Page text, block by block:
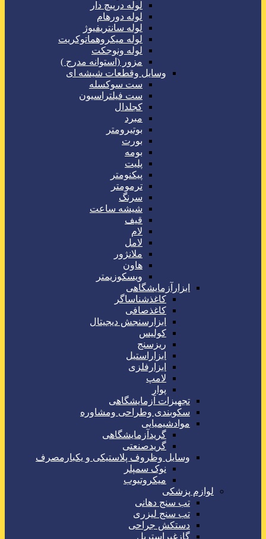
لوله درپیچ دار
لوله دورهام
لوله سانتریفیوژ
لوله میکروهماتوکریت
لوله ونوجکت
مزور (استوانه مدرج )
وسایل وقطعات شیشه ای
ست سوکسله
ست فیلتراسیون
کجلدال
مبرد
بوتیرومتر
بورت
بومه
پلیت
پیکنومتر
ترمومتر
سرنگ
شیشه ساعت
قیف
لام
لامل
ملانژور
هاون
ویسکوزیمتر
ابزارآزمایشگاهی
کاغذشناساگر
کاغذصافی
ابزارسنجش دیجیتال
کولیس
ریزسنج
ابزاراستیل
ابزارفلزی
لامپ
پوار
تجهیزات آزمایشگاهی
سکوبندی وطراحی ومشاوره
موادشیمیایی
گریدآزمایشگاهی
گریدصنعتی
وسایل وظروف پلاستیکی و یکبارمصرف
نوک سمپلر
میکروتیوب
لوازم پزشکی
تب سنج دهانی
تب سنج لیزری
دستکش جراحی
گازغیراستریل